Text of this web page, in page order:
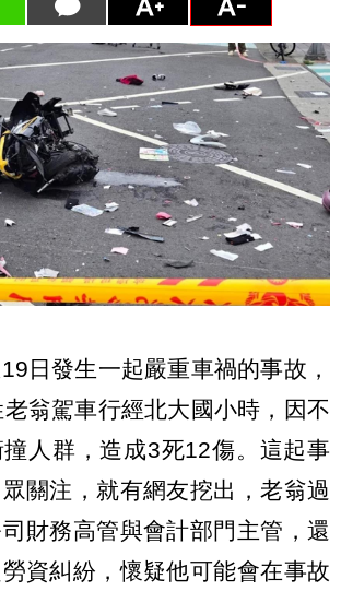
日發生一起嚴重車禍的事故，
翁駕車行經北大國小時，因不
人群，造成3死12傷。這起事
關注，就有網友挖出，老翁過
財務高管與會計部門主管，還
資糾紛，懷疑他可能會在事故